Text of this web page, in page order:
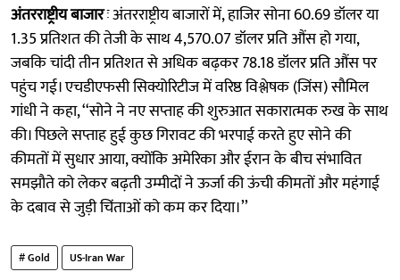
अंतरराष्ट्रीय बाजारः अंतरराष्ट्रीय बाजारों में, हाजिर सोना 60.69 डॉलर या
1.35 प्रतिशत की तेजी के साथ 4,570.07 डॉलर प्रति औंस हो गया,
जबकि चांदी तीन प्रतिशत से अधिक बढ़कर 78.18 डॉलर प्रति औंस पर
पहुंच गई। एचडीएफसी सिक्योरिटीज में वरिष्ठ विश्लेषक (जिंस) सौमिल
गांधी ने कहा, ‘‘सोने ने नए सप्ताह की शुरुआत सकारात्मक रुख के साथ
की। पिछले सप्ताह हुई कुछ गिरावट की भरपाई करते हुए सोने की
कीमतों में सुधार आया, क्योंकि अमेरिका और ईरान के बीच संभावित
समझौते को लेकर बढ़ती उम्मीदों ने ऊर्जा की ऊंची कीमतों और महंगाई
के दबाव से जुड़ी चिंताओं को कम कर दिया।’’
# Gold US-Iran War